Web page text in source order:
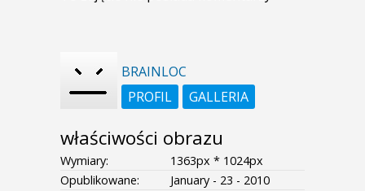
BRAINLOC
PROFIL
GALLERIA
właściwości obrazu
Wymiary:
1363px * 1024px
Opublikowane:
January - 23 - 2010